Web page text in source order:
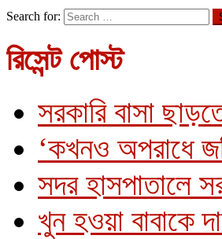
Search for:
রিসেন্ট পোস্ট
সরকারি বাসা
‘কখনও অপরাধে
সদর হাসপাতালে
খুন হওয়া বাবাকে